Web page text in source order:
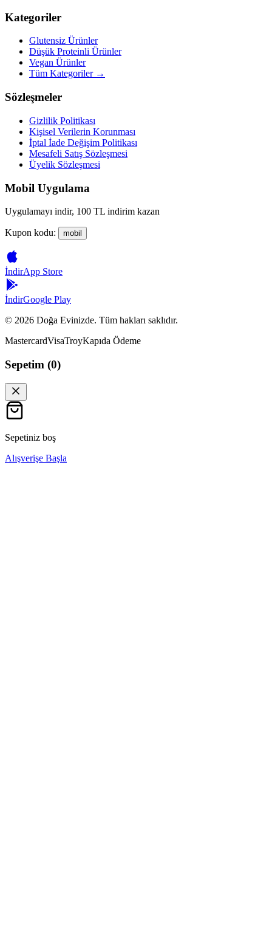
Kategoriler
Glutensiz Ürünler
Düşük Proteinli Ürünler
Vegan Ürünler
Tüm Kategoriler →
Sözleşmeler
Gizlilik Politikası
Kişisel Verilerin Korunması
İptal İade Değişim Politikası
Mesafeli Satış Sözleşmesi
Üyelik Sözleşmesi
Mobil Uygulama
Uygulamayı indir, 100 TL indirim kazan
Kupon kodu: mobil
İndirApp Store
İndirGoogle Play
© 2026 Doğa Evinizde. Tüm hakları saklıdır.
MastercardVisaTroyKapıda Ödeme
Sepetim (0)
Sepetiniz boş
Alışverişe Başla